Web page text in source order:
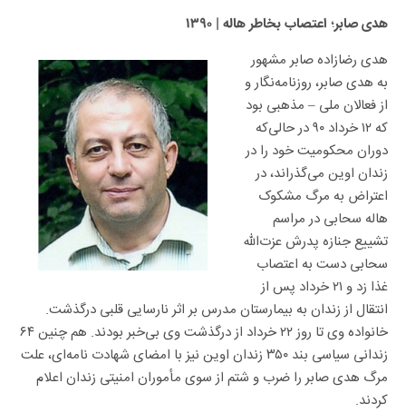
هدی صابر؛ اعتصاب بخاطر هاله | ۱۳۹۰
هدی رضازاده صابر مشهور
به هدی صابر، روزنامه‌نگار و
از فعالان ملی – مذهبی بود
که ۱۲ خرداد ۹۰ در حالی‌که
دوران محکومیت خود را در
زندان اوین می‌گذراند، در
اعتراض به مرگ مشکوک
هاله سحابی در مراسم
تشییع جنازه پدرش عزت‌الله
سحابی دست به اعتصاب
غذا زد و ۲۱ خرداد پس از
انتقال از زندان به بیمارستان مدرس بر اثر نارسایی قلبی درگذشت.
خانواده وی تا روز ۲۲ خرداد از درگذشت وی بی‌خبر بودند. هم چنین ۶۴
زندانی سیاسی بند ۳۵۰ زندان اوین نیز با امضای شهادت نامه‌ای، علت
مرگ هدی صابر را ضرب و شتم از سوی مأموران امنیتی زندان اعلام
کردند.